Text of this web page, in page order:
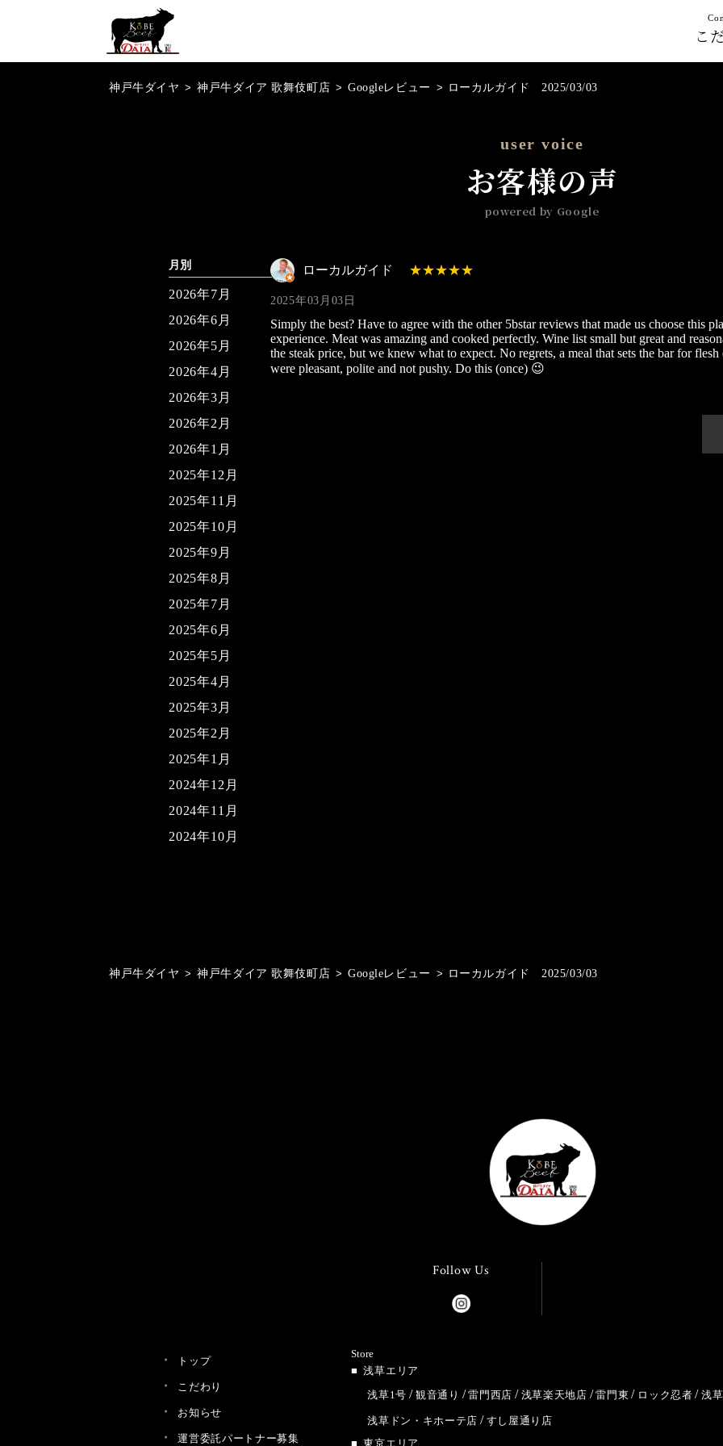
こ
神戸牛ダイヤ > 神戸牛ダイア 歌舞伎町店 > Googleレビュー > ローカルガイド 2025/03/03
user voice
お客様の声
powered by Google
ローカルガイド
2025年03月03日
Simply the best? Have to agree with the other 5bstar reviews that made us choose this
experience. Meat was amazing and cooked perfectly. Wine list small but great and
the steak price, but we knew what to expect. No regrets, a meal that sets the bar for
were pleasant, polite and not pushy. Do this (once) 😉
月別
2026年7月
2026年6月
2026年5月
2026年4月
2026年3月
2026年2月
2026年1月
2025年12月
2025年11月
2025年10月
2025年9月
2025年8月
2025年7月
2025年6月
2025年5月
2025年4月
2025年3月
2025年2月
2025年1月
2024年12月
2024年11月
2024年10月
神戸牛ダイヤ > 神戸牛ダイア 歌舞伎町店 > Googleレビュー > ローカルガイド 2025/03/03
Follow Us
トップ
こだわり
お知らせ
運営委託パートナー募集
Store
浅草エリア
浅草1号
観音通り 雷門西店 浅草楽天地店 雷門東 ロック忍者 浅
浅草ドン・キホーテ店
すし屋通り店
東京エリア